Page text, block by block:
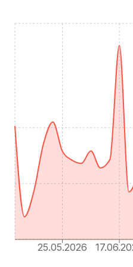
25.05.2026